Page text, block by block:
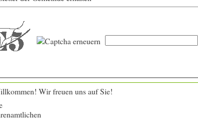
Wir freuen uns auf Sie!